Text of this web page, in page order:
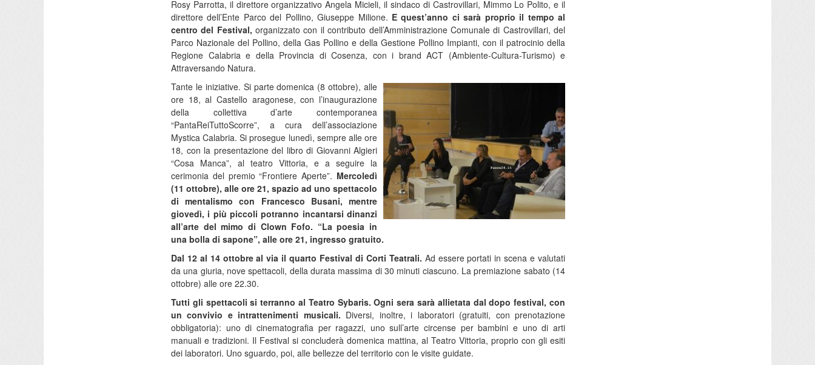
Rosy Parrotta, il direttore organizzativo Angela Micieli, il sindaco di Castrovillari, Mimmo Lo Polito, e il
direttore dell’Ente Parco del Pollino, Giuseppe Milione. E quest’anno ci sarà proprio il tempo al
centro del Festival, organizzato con il contributo dell’Amministrazione Comunale di Castrovillari, del
Parco Nazionale del Pollino, della Gas Pollino e della Gestione Pollino Impianti, con il patrocinio della
Regione Calabria e della Provincia di Cosenza, con i brand ACT (Ambiente-Cultura-Turismo) e
Attraversando Natura.
Tante le iniziative. Si parte domenica (8 ottobre), alle
ore 18, al Castello aragonese, con l’inaugurazione
della collettiva d’arte contemporanea
“PantaReiTuttoScorre”, a cura dell’associazione
Mystica Calabria. Si prosegue lunedì, sempre alle ore
18, con la presentazione del libro di Giovanni Algieri
“Cosa Manca”, al teatro Vittoria, e a seguire la
cerimonia del premio “Frontiere Aperte”. Mercoledì
(11 ottobre), alle ore 21, spazio ad uno spettacolo
di mentalismo con Francesco Busani, mentre
giovedì, i più piccoli potranno incantarsi dinanzi
all’arte del mimo di Clown Fofo. “La poesia in
una bolla di sapone”, alle ore 21, ingresso gratuito.
Dal 12 al 14 ottobre al via il quarto Festival di Corti Teatrali. Ad essere portati in scena e valutati
da una giuria, nove spettacoli, della durata massima di 30 minuti ciascuno. La premiazione sabato (14
ottobre) alle ore 22.30.
Tutti gli spettacoli si terranno al Teatro Sybaris. Ogni sera sarà allietata dal dopo festival, con
un convivio e intrattenimenti musicali. Diversi, inoltre, i laboratori (gratuiti, con prenotazione
obbligatoria): uno di cinematografia per ragazzi, uno sull’arte circense per bambini e uno di arti
manuali e tradizioni. Il Festival si concluderà domenica mattina, al Teatro Vittoria, proprio con gli esiti
dei laboratori. Uno sguardo, poi, alle bellezze del territorio con le visite guidate.